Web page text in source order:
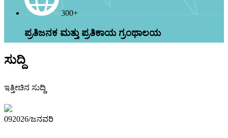
300+
ಪ್ರತಿಜನಕ ಮತ್ತು ಪ್ರತಿಕಾಯ ಗ್ರಂಥಾಲಯ
ಸುದ್ದಿ
ಇತ್ತೀಚಿನ ಸುದ್ದಿ
092026/ಜನವರಿ